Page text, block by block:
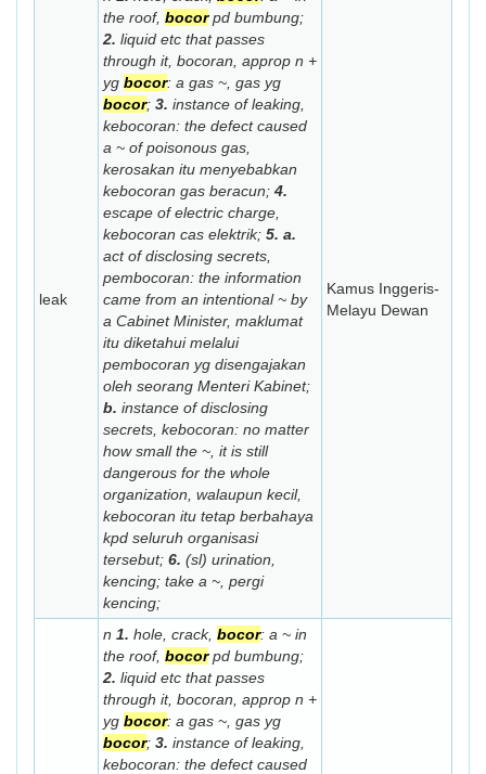
leak
the roof, bocorpd bumbung;
2. liquid etc that passes
through it, bocoran, approp n +
yg bocor: a gas ~, gas yg
bocor; 3. instance of leaking,
kebocoran: the defect caused
a ~ of poisonous gas,
kerosakan itu menyebabkan
kebocoran gas beracun; 4.
escape of electric charge,
kebocoran cas elektrik; 5. a.
act of disclosing secrets,
pembocoran: the information
came from an intentional ~ by
a Cabinet Minister, maklumat
itu diketahui melalui
pembocoran yg disengajakan
oleh seorang Menteri Kabinet;
b. instance of disclosing
secrets, kebocoran: no matter
how small the ~, it is still
dangerous for the whole
organization, walaupun kecil,
kebocoran itu tetap berbahaya
kpd seluruh organisasi
tersebut; 6. (sl) urination,
kencing; take a ~, pergi
kencing;
Kamus Inggeris-
Melayu Dewan
n 1. hole, crack, bocor: a ~ in
the roof, bocorpd bumbung;
2. liquid etc that passes
through it, bocoran, approp n +
yg bocor: a gas ~, gas yg
bocor; 3. instance of leaking,
kebocoran: the defect caused